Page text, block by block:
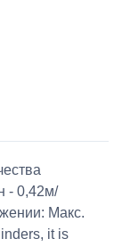
- 0,42м/
Макс.
it is